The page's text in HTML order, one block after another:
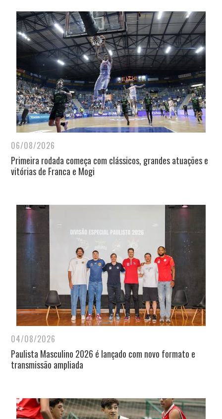
06/08/2026
Primeira rodada começa com clássicos, grandes atuações e
vitórias de Franca e Mogi
04/08/2026
Paulista Masculino 2026 é lançado com novo formato e
transmissão ampliada